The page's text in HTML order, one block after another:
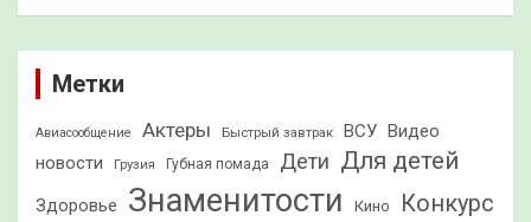
Метки
Авиасообщение Актеры Быстрый завтрак ВСУ Видео
новости
Грузия Губная помада Дети Для детей
Здоровье Знаменитости Кино
Конкурс